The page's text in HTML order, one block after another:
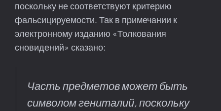
поскольку не соответствуют критерию
фальсицируемости. Так в примечании к
электронному изданию «Толкования
сновидений» сказано:
Часть предметов может быть
символом гениталий, поскольку